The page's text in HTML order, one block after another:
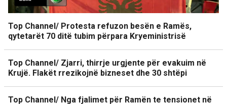
Top Channel/ Protesta refuzon besën e Ramës,
qytetarët 70 ditë tubim përpara Kryeministrisë
Top Channel/ Zjarri, thirrje urgjente për evakuim në
Krujë. Flakët rrezikojnë bizneset dhe 30 shtëpi
Top Channel/ Nga fjalimet për Ramën te tensionet në